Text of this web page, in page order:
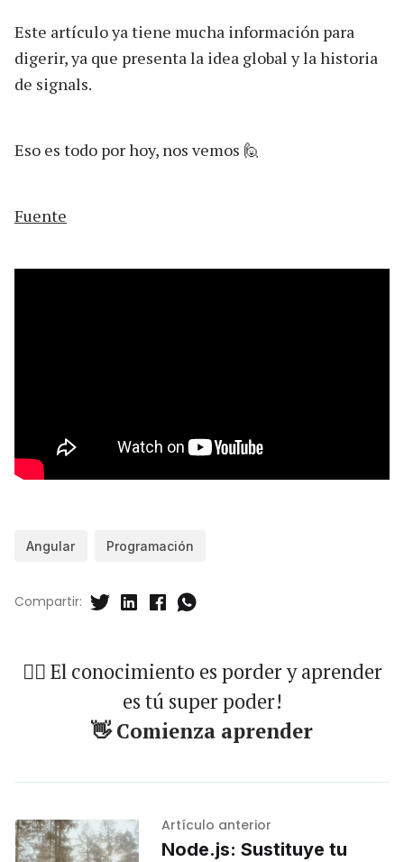
Este artículo ya tiene mucha información para
digerir, ya que presenta la idea global y la historia
de signals.
Eso es todo por hoy, nos vemos 🙋
Fuente
Angular Programación
Compartir:
🐱‍🏍 El conocimiento es porder y aprender
es tú super poder!
👋 Comienza aprender
Artículo anterior
Node.js: Sustituye tu